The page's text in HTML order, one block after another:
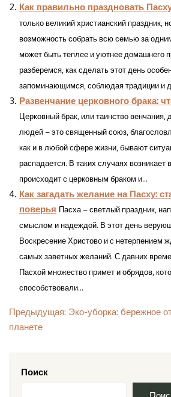
Как правильно праздновать
только великий христианский праздник,
возможность собрать всю семью за
может быть теплее и уютнее домашнего
разберемся, как сделать этот день
запоминающимся, соблюдая традиции и
Развенчание церковного брака:
Церковный брак, или таинство
людей – это священный союз,
как и в любой сфере жизни, бывают
распадается. В таких случаях возникает
происходит с церковным браком и...
Как загадать желание на Пасху:
поверья Пасха – светлый праздник,
смыслом и надеждой. В этот день
Воскресение Христово и с нетерпением
самых заветных желаний. С давних
Пасхой множество примет и обрядов,
способствовали...
Навигация
по
Предыдущая: Эко-уборка: бережное
планете
Поиск